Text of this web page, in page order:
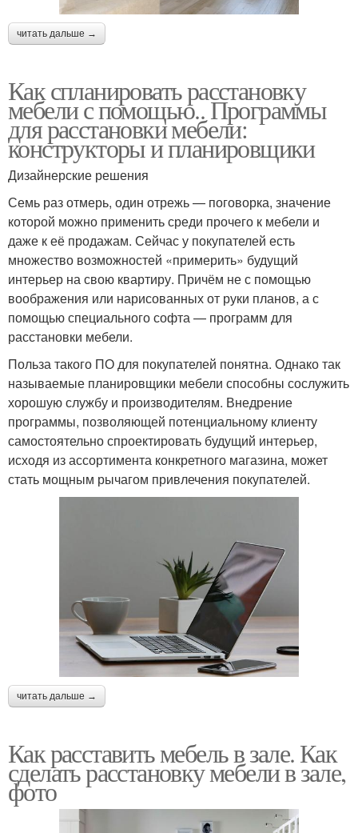
читать дальше →
Как спланировать расстановку
мебели с помощью.. Программы
для расстановки мебели:
конструкторы и планировщики
Дизайнерские решения
Семь раз отмерь, один отрежь — поговорка, значение
которой можно применить среди прочего к мебели и
даже к её продажам. Сейчас у покупателей есть
множество возможностей «примерить» будущий
интерьер на свою квартиру. Причём не с помощью
воображения или нарисованных от руки планов, а с
помощью специального софта — программ для
расстановки мебели.
Польза такого ПО для покупателей понятна. Однако так
называемые планировщики мебели способны сослужить
хорошую службу и производителям. Внедрение
программы, позволяющей потенциальному клиенту
самостоятельно спроектировать будущий интерьер,
исходя из ассортимента конкретного магазина, может
стать мощным рычагом привлечения покупателей.
читать дальше →
Как расставить мебель в зале. Как
сделать расстановку мебели в зале,
фото